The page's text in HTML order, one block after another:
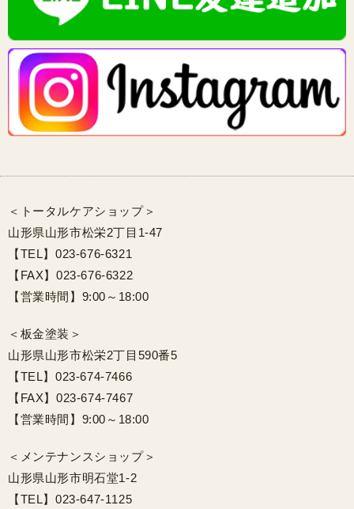
＜トータルケアショップ＞
山形県山形市松栄2丁目1-47
【TEL】023-676-6321
【FAX】023-676-6322
【営業時間】9:00～18:00
＜板金塗装＞
山形県山形市松栄2丁目590番5
【TEL】023-674-7466
【FAX】023-674-7467
【営業時間】9:00～18:00
＜メンテナンスショップ＞
山形県山形市明石堂1-2
【TEL】023-647-1125